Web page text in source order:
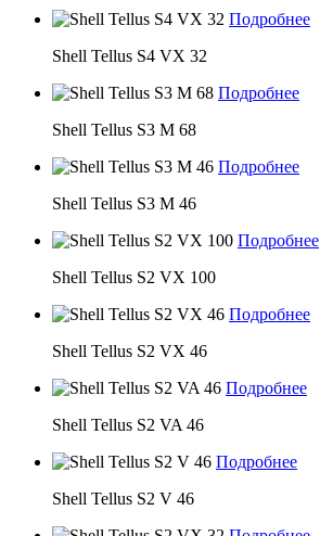
Подробнее
Shell Tellus S4 VX 32
Подробнее
Shell Tellus S3 M 68
Подробнее
Shell Tellus S3 M 46
Подробнее
Shell Tellus S2 VX 100
Подробнее
Shell Tellus S2 VX 46
Подробнее
Shell Tellus S2 VA 46
Подробнее
Shell Tellus S2 V 46